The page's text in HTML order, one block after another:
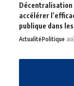
Décentralisation
accélérer
publique dans
ActualitéPolitique